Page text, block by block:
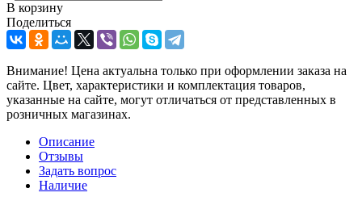
В корзину
Поделиться
Внимание! Цена актуальна только при оформлении заказа на
сайте. Цвет, характеристики и комплектация товаров,
указанные на сайте, могут отличаться от представленных в
розничных магазинах.
Описание
Отзывы
Задать вопрос
Наличие